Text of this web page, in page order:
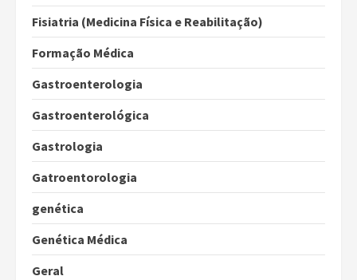
Fisiatria (Medicina Física e Reabilitação)
Formação Médica
Gastroenterologia
Gastroenterológica
Gastrologia
Gatroentorologia
genética
Genética Médica
Geral